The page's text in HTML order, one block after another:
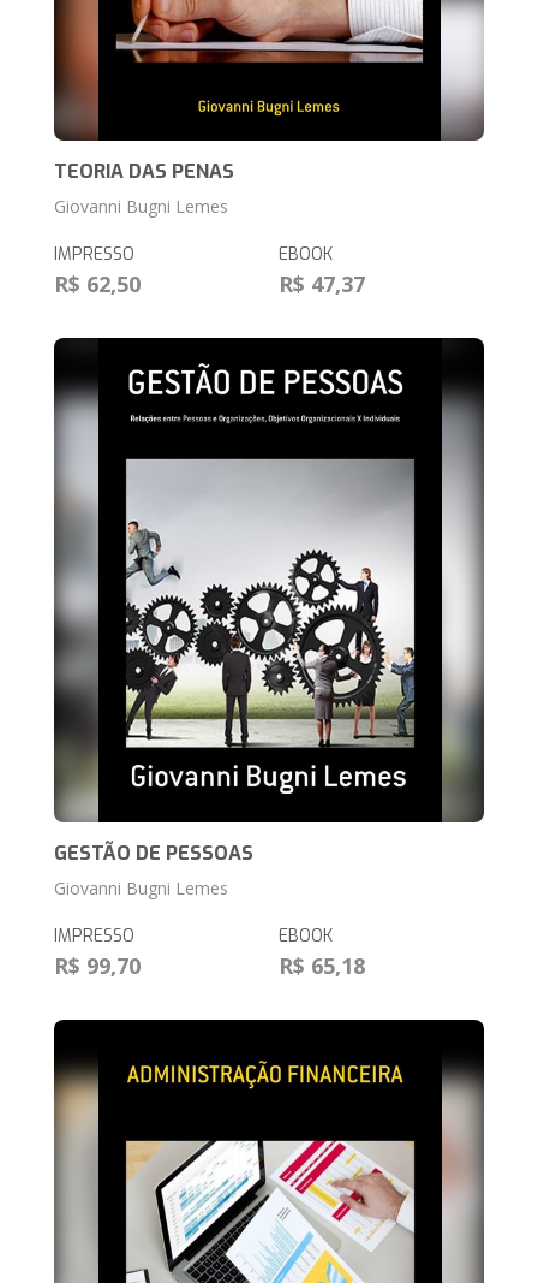
TEORIA DAS PENAS
Giovanni Bugni Lemes
IMPRESSO
R$ 62,50
EBOOK
R$ 47,37
GESTÃO DE PESSOAS
Giovanni Bugni Lemes
IMPRESSO
R$ 99,70
EBOOK
R$ 65,18